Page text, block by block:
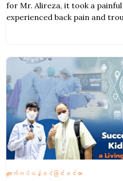
for Mr. Alireza, it took a
experienced back pain and
ကျောက်ကပ်သန့်စင်ခြင်းစင်တာ